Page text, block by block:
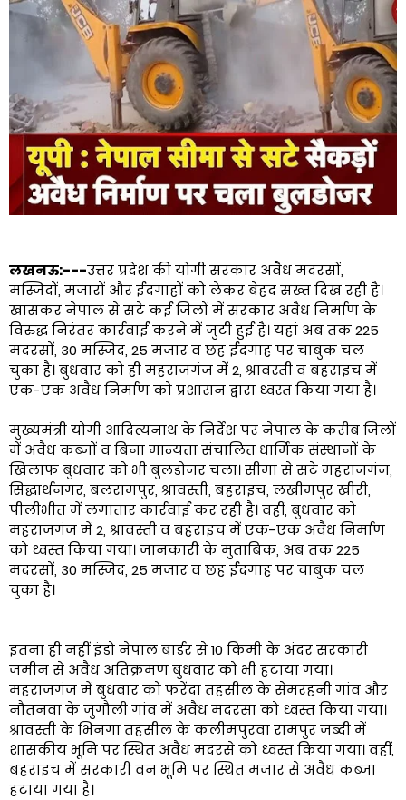
लखनऊ:---उत्तर प्रदेश की योगी सरकार अवैध मदरसों,
मस्जिदों, मजारों और ईदगाहों को लेकर बेहद सख्त दिख रही है।
खासकर नेपाल से सटे कई जिलों में सरकार अवैध निर्माण के
विरुद्ध निरंतर कार्रवाई करने में जुटी हुई है। यहां अब तक 225
मदरसों, 30 मस्जिद, 25 मजार व छह ईदगाह पर चाबुक चल
चुका है। बुधवार को ही महराजगंज में 2, श्रावस्ती व बहराइच में
एक-एक अवैध निर्माण को प्रशासन द्वारा ध्वस्त किया गया है।
मुख्यमंत्री योगी आदित्यनाथ के निर्देश पर नेपाल के करीब जिलों
में अवैध कब्जों व बिना मान्यता संचालित धार्मिक संस्थानों के
खिलाफ बुधवार को भी बुलडोजर चला। सीमा से सटे महराजगंज,
सिद्धार्थनगर, बलरामपुर, श्रावस्ती, बहराइच, लखीमपुर खीरी,
पीलीभीत में लगातार कार्रवाई कर रही है। वहीं, बुधवार को
महराजगंज में 2, श्रावस्ती व बहराइच में एक-एक अवैध निर्माण
को ध्वस्त किया गया। जानकारी के मुताबिक, अब तक 225
मदरसों, 30 मस्जिद, 25 मजार व छह ईदगाह पर चाबुक चल
चुका है।
इतना ही नहीं इंडो नेपाल बार्डर से 10 किमी के अंदर सरकारी
जमीन से अवैध अतिक्रमण बुधवार को भी हटाया गया।
महराजगंज में बुधवार को फरेंदा तहसील के सेमरहनी गांव और
नौतनवा के जुगौली गांव में अवैध मदरसा को ध्वस्त किया गया।
श्रावस्ती के भिनगा तहसील के कलीमपुरवा रामपुर जब्दी में
शासकीय भूमि पर स्थित अवैध मदरसे को ध्वस्त किया गया। वहीं,
बहराइच में सरकारी वन भूमि पर स्थित मजार से अवैध कब्जा
हटाया गया है।